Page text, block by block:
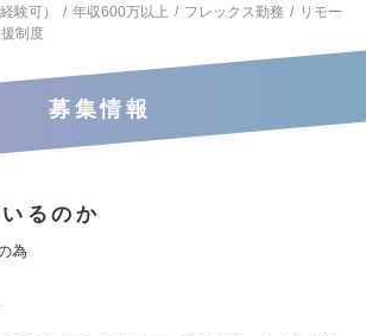
験可）
年収600万以上 フレックス勤務
リモー
制度
募集情報
るのか
為